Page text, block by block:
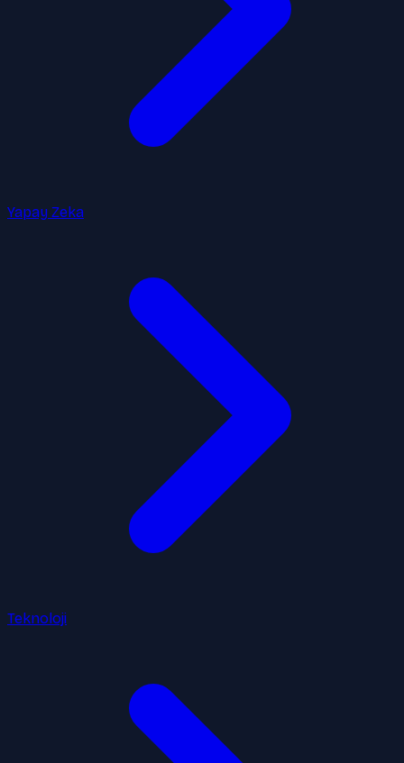
Yapay Zeka
Teknoloji